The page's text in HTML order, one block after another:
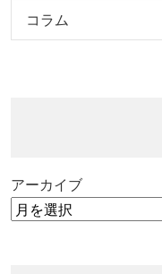
コラム
アーカイブ